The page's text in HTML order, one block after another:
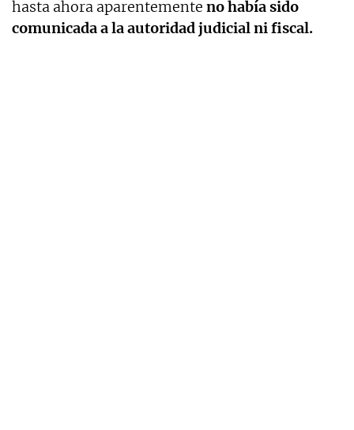
hasta ahora aparentemente no había sido
comunicada a la autoridad judicial ni fiscal.